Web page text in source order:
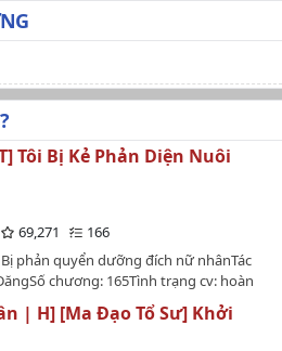
Tôi Bị Kẻ Phản Diện Nuôi
69,271
166
Bị phản quyển dưỡng đích nữ nhânTác
chương: 165Tình trạng cv: hoàn
edit: hoàn thànhThể loại: Nguyên
cổ đại, hiện đại, HE, tình cảm, tiên
sủng, hệ thống, xuyên sách, kiếp
| H] [Ma Đạo Tổ Sư] Khởi